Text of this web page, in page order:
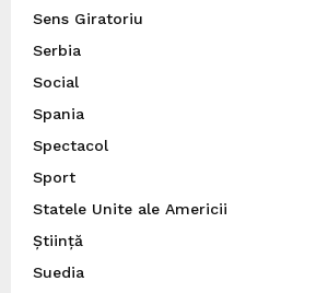
Sens Giratoriu
Serbia
Social
Spania
Spectacol
Sport
Statele Unite ale Americii
Știință
Suedia